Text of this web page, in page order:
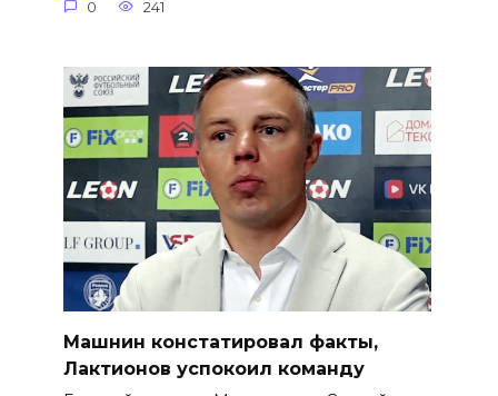
0 241
Машнин констатировал факты,
Лактионов успокоил команду